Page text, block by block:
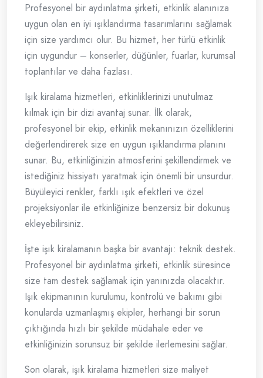
Profesyonel bir aydınlatma şirketi, etkinlik alanınıza
uygun olan en iyi ışıklandırma tasarımlarını sağlamak
için size yardımcı olur. Bu hizmet, her türlü etkinlik
için uygundur – konserler, düğünler, fuarlar, kurumsal
toplantılar ve daha fazlası.
Işık kiralama hizmetleri, etkinliklerinizi unutulmaz
kılmak için bir dizi avantaj sunar. İlk olarak,
profesyonel bir ekip, etkinlik mekanınızın özelliklerini
değerlendirerek size en uygun ışıklandırma planını
sunar. Bu, etkinliğinizin atmosferini şekillendirmek ve
istediğiniz hissiyatı yaratmak için önemli bir unsurdur.
Büyüleyici renkler, farklı ışık efektleri ve özel
projeksiyonlar ile etkinliğinize benzersiz bir dokunuş
ekleyebilirsiniz.
İşte işık kiralamanın başka bir avantajı: teknik destek.
Profesyonel bir aydınlatma şirketi, etkinlik süresince
size tam destek sağlamak için yanınızda olacaktır.
Işık ekipmanının kurulumu, kontrolü ve bakımı gibi
konularda uzmanlaşmış ekipler, herhangi bir sorun
çıktığında hızlı bir şekilde müdahale eder ve
etkinliğinizin sorunsuz bir şekilde ilerlemesini sağlar.
Son olarak, işık kiralama hizmetleri size maliyet